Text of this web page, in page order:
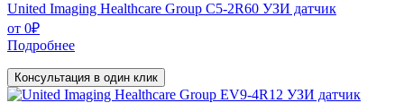
United Imaging Healthcare Group C5-2R60 УЗИ датчик
от 0₽
Подробнее
Консультация в один клик